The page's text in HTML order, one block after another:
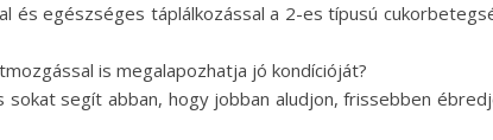
és egészséges táplálkozással a 2-es típusú
is megalapozhatja jó kondícióját?
segít abban, hogy jobban aludjon, frissebben